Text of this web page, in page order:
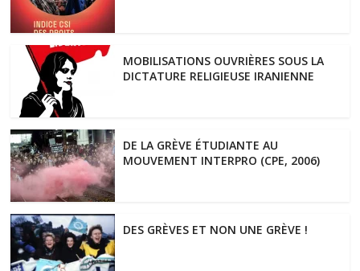
MOBILISATIONS OUVRIÈRES SOUS LA
DICTATURE RELIGIEUSE IRANIENNE
DE LA GRÈVE ÉTUDIANTE AU
MOUVEMENT INTERPRO (CPE, 2006)
DES GRÈVES ET NON UNE GRÈVE !